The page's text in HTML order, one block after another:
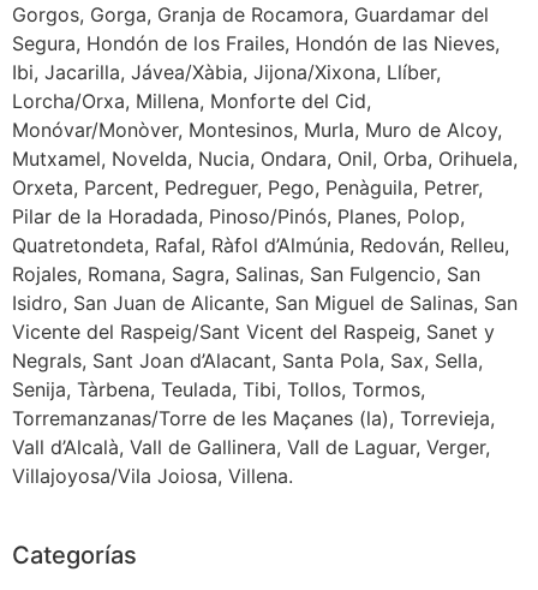
Gorgos, Gorga, Granja de Rocamora, Guardamar del
Segura, Hondón de los Frailes, Hondón de las Nieves,
Ibi, Jacarilla, Jávea/Xàbia, Jijona/Xixona, Llíber,
Lorcha/Orxa, Millena, Monforte del Cid,
Monóvar/Monòver, Montesinos, Murla, Muro de Alcoy,
Mutxamel, Novelda, Nucia, Ondara, Onil, Orba, Orihuela,
Orxeta, Parcent, Pedreguer, Pego, Penàguila, Petrer,
Pilar de la Horadada, Pinoso/Pinós, Planes, Polop,
Quatretondeta, Rafal, Ràfol d’Almúnia, Redován, Relleu,
Rojales, Romana, Sagra, Salinas, San Fulgencio, San
Isidro, San Juan de Alicante, San Miguel de Salinas, San
Vicente del Raspeig/Sant Vicent del Raspeig, Sanet y
Negrals, Sant Joan d’Alacant, Santa Pola, Sax, Sella,
Senija, Tàrbena, Teulada, Tibi, Tollos, Tormos,
Torremanzanas/Torre de les Maçanes (la), Torrevieja,
Vall d’Alcalà, Vall de Gallinera, Vall de Laguar, Verger,
Villajoyosa/Vila Joiosa, Villena.
Categorías